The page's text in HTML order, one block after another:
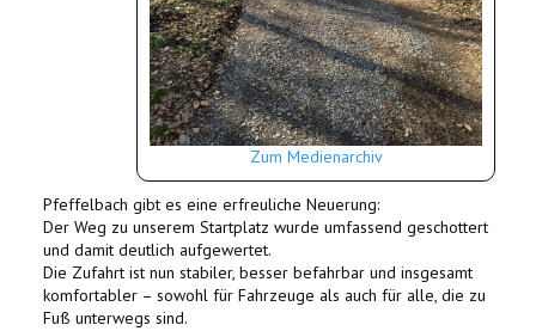
Zum Medienarchiv
Pfeffelbach gibt es eine erfreuliche Neuerung:
Der Weg zu unserem Startplatz wurde umfassend geschottert
und damit deutlich aufgewertet.
Die Zufahrt ist nun stabiler, besser befahrbar und insgesamt
komfortabler – sowohl für Fahrzeuge als auch für alle, die zu
Fuß unterwegs sind.